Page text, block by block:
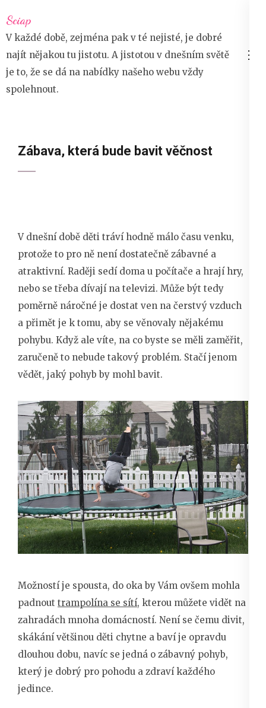
na
obsah
(stiskněte
Enter)
Sciap
V každé době, zejména pak v té nejisté, je dobré
najít nějakou tu jistotu. A jistotou v dnešním světě
je to, že se dá na nabídky našeho webu vždy
spolehnout.
Zábava, která bude bavit věčnost
V dnešní době děti tráví hodně málo času venku,
protože to pro ně není dostatečně zábavné a
atraktivní. Raději sedí doma u počítače a hrají hry,
nebo se třeba dívají na televizi. Může být tedy
poměrně náročné je dostat ven na čerstvý vzduch
a přimět je k tomu, aby se věnovaly nějakému
pohybu. Když ale víte, na co byste se měli zaměřit,
zaručeně to nebude takový problém. Stačí jenom
vědět, jaký pohyb by mohl bavit.
Možností je spousta, do oka by Vám ovšem mohla
padnout trampolína se sítí, kterou můžete vidět na
zahradách mnoha domácností. Není se čemu divit,
skákání většinou děti chytne a baví je opravdu
dlouhou dobu, navíc se jedná o zábavný pohyb,
který je dobrý pro pohodu a zdraví každého
jedince.